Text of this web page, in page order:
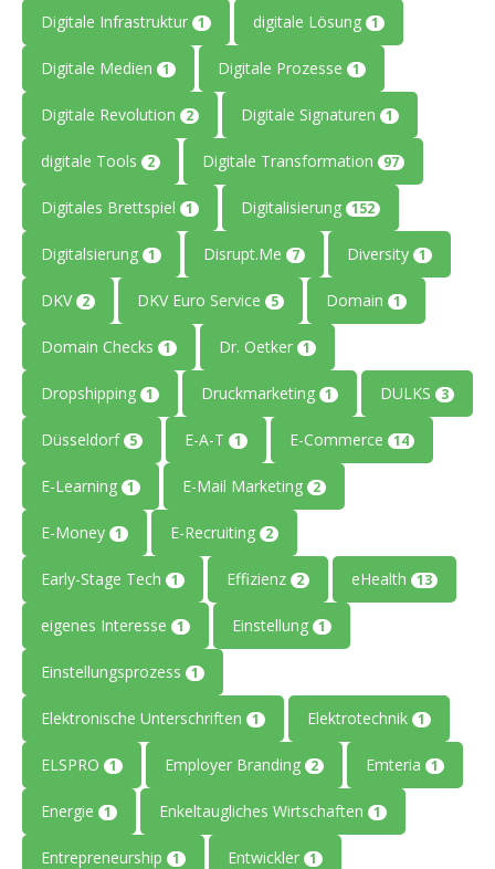
Digitale Infrastruktur 1 digitale Lösung 1
Digitale Medien 1 Digitale Prozesse 1
Digitale Revolution 2 Digitale Signaturen 1
digitale Tools 2 Digitale Transformation 97
Digitales Brettspiel 1 Digitalisierung 152
Digitalsierung 1 Disrupt.Me 7 Diversity 1
DKV 2 DKV Euro Service 5 Domain 1
Domain Checks 1 Dr. Oetker 1
Dropshipping 1 Druckmarketing 1 DULKS 3
Düsseldorf 5 E-A-T 1 E-Commerce 14
E-Learning 1 E-Mail Marketing 2
E-Money 1 E-Recruiting 2
Early-Stage Tech 1 Effizienz 2 eHealth 13
eigenes Interesse 1 Einstellung 1
Einstellungsprozess 1
Elektronische Unterschriften 1 Elektrotechnik 1
ELSPRO 1 Employer Branding 2 Emteria 1
Energie 1 Enkeltaugliches Wirtschaften 1
Entrepreneurship 1 Entwickler 1